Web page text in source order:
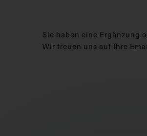
Sie haben eine Ergänzung
Wir freuen uns auf Ihre